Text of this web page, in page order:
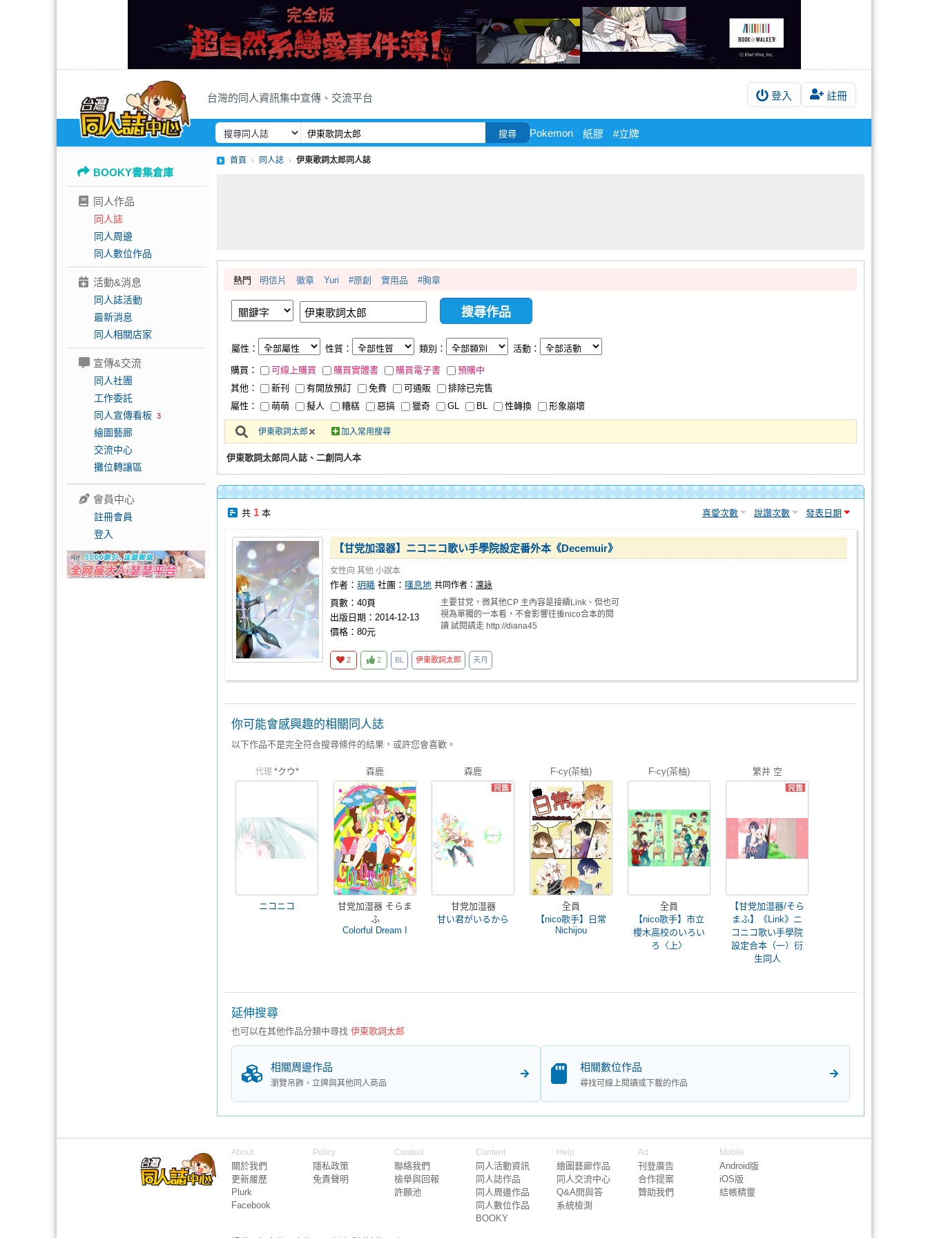
台灣的同人資訊集中宣傳、交流平台 登入 註冊
搜尋 Pokemon 紙膠 #立牌
BOOKY書集倉庫
同人作品
同人誌
同人周邊
同人數位作品
活動&消息
同人誌活動
最新消息
同人相關店家
宣傳&交流
同人社團
工作委託
同人宣傳看板 3
繪圖藝廊
交流中心
攤位轉讓區
會員中心
註冊會員
登入
首頁 同人誌 伊東歌詞太郎同人誌
熱門 明信片 徽章 Yuri #原創 實用品 #胸章
屬性： 性質： 類別： 活動：
購買： 可線上購買 購買實體書 購買電子書
預購中
其他：
新刊 有開放預訂 免費 可通販
排除已完售
屬性：
萌萌 擬人 糟糕 惡搞 獵奇 GL BL 性轉換 形象崩壞
伊東歌詞太郎 加入常用搜尋
伊東歌詞太郎同人誌、二創同人本
共 1 本 喜愛次數 說讚次數 發表日期
【甘党加湿器】ニコニコ歌い手學院設定番外本《Decemuir》
女性向 其他 小說本
作者： 玥曦 社團： 嘆息地 共同作者： 凜詠
頁數：40頁
出版日期：2014-12-13
價格：80元
主要甘党，微其他CP 主內容是接續Link、但也可
視為單獨的一本看，不會影響往後nico合本的閱
讀 試閱請走 http://diana45
2 2 BL 伊東歌詞太郎 天月
你可能會感興趣的相關同人誌
以下作品不是完全符合搜尋條件的結果，或許您會喜歡。
代理 *クウ*
ニコニコ
森鹿
甘党加湿器 そらま
ふ
Colorful Dream I
森鹿
甘党加湿器
甘い君がいるから
F-cy(茶柚)
全員
【nico歌手】日常
Nichijou
F-cy(茶柚)
全員
【nico歌手】市立
櫻木高校のいろい
ろ〈上〉
繁井 空
【甘党加湿器/そら
まふ】《Link》ニ
コニコ歌い手學院
設定合本（一）衍
生同人
延伸搜尋
也可以在其他作品分類中尋找 伊東歌詞太郎
相關周邊作品
瀏覽吊飾、立牌與其他同人商品
相關數位作品
尋找可線上閱讀或下載的作品
About
關於我們
更新履歷
Plurk
Facebook
Policy
隱私政策
免責聲明
Contact
聯絡我們
檢舉與回報
許願池
Content
同人活動資訊
同人誌作品
同人周邊作品
同人數位作品
BOOKY
Help
繪圖藝廊作品
同人交流中心
Q&A問與答
系統檢測
Ad
刊登廣告
合作提案
贊助我們
Mobile
Android版
iOS版
結帳精靈